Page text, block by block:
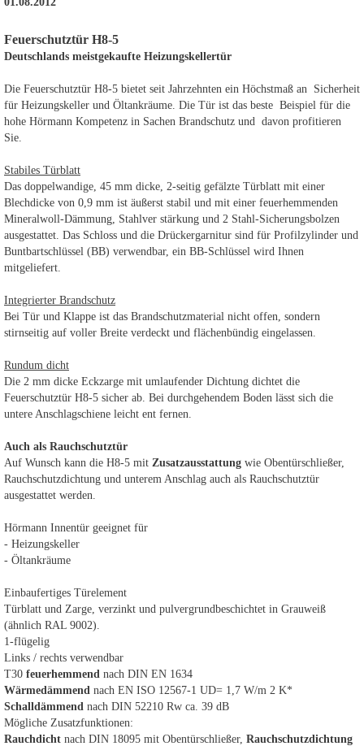
Feuerschutztür H8-5
Deutschlands meistgekaufte Heizungskellertür
Die Feuerschutztür H8-5 bietet seit Jahrzehnten ein Höchstmaß an Sicherheit
für Heizungskeller und Öltankräume. Die Tür ist das beste Beispiel für die
hohe Hörmann Kompetenz in Sachen Brandschutz und davon profitieren
Sie.
Stabiles Türblatt
Das doppelwandige, 45 mm dicke, 2-seitig gefälzte Türblatt mit einer
Blechdicke von 0,9 mm ist äußerst stabil und mit einer feuerhemmenden
Mineralwoll-Dämmung, Stahlver stärkung und 2 Stahl-Sicherungsbolzen
ausgestattet. Das Schloss und die Drückergarnitur sind für Profilzylinder und
Buntbartschlüssel (BB) verwendbar, ein BB-Schlüssel wird Ihnen
mitgeliefert.
Integrierter Brandschutz
Bei Tür und Klappe ist das Brandschutzmaterial nicht offen, sondern
stirnseitig auf voller Breite verdeckt und flächenbündig eingelassen.
Rundum dicht
Die 2 mm dicke Eckzarge mit umlaufender Dichtung dichtet die
Feuerschutztür H8-5 sicher ab. Bei durchgehendem Boden lässt sich die
untere Anschlagschiene leicht ent fernen.
Auch als Rauchschutztür
Auf Wunsch kann die H8-5 mit Zusatzausstattung wie Obentürschließer,
Rauchschutzdichtung und unterem Anschlag auch als Rauchschutztür
ausgestattet werden.
Hörmann Innentür geeignet für
- Heizungskeller
- Öltankräume
Einbaufertiges Türelement
Türblatt und Zarge, verzinkt und pulvergrundbeschichtet in Grauweiß
(ähnlich RAL 9002).
1-flügelig
Links / rechts verwendbar
T30 feuerhemmend nach DIN EN 1634
Wärmedämmend nach EN ISO 12567-1 UD= 1,7 W/m 2 K*
Schalldämmend nach DIN 52210 Rw ca. 39 dB
Mögliche Zusatzfunktionen:
Rauchdicht nach DIN 18095 mit Obentürschließer, Rauchschutzdichtung